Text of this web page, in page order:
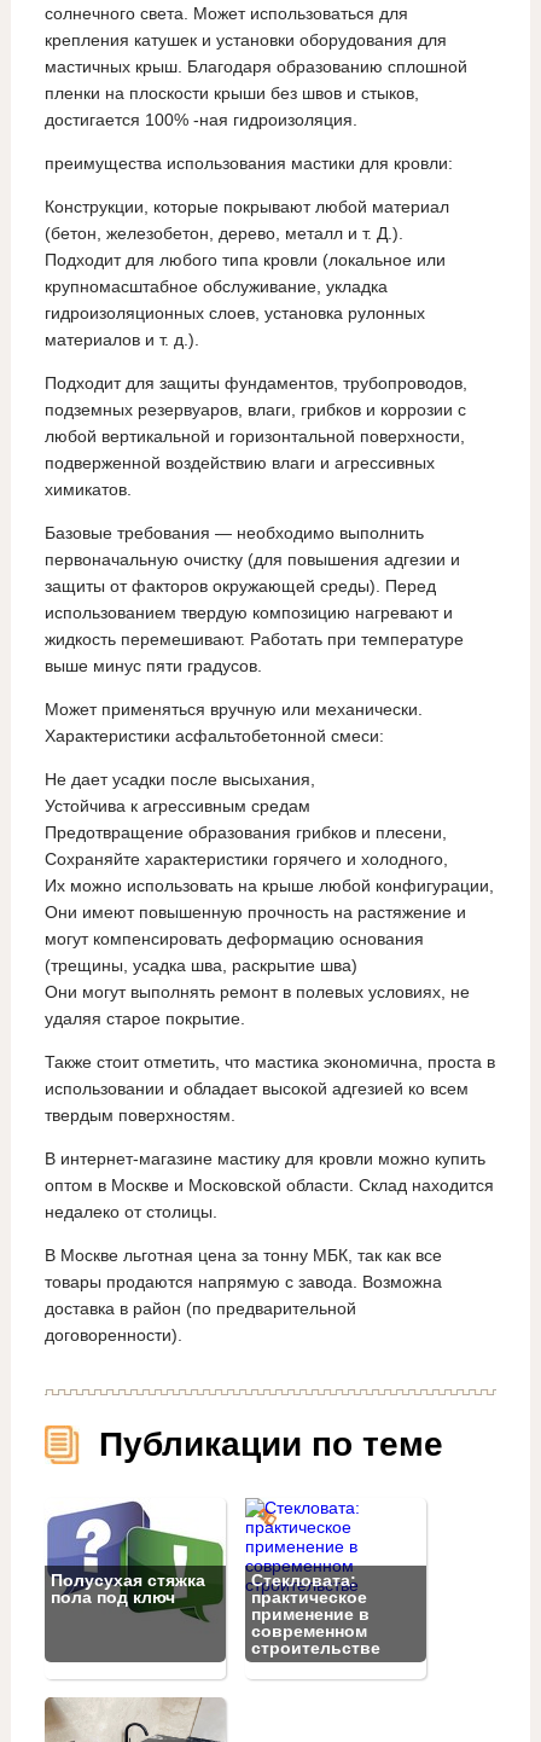
солнечного света. Может использоваться для
крепления катушек и установки оборудования для
мастичных крыш. Благодаря образованию сплошной
пленки на плоскости крыши без швов и стыков,
достигается 100% -ная гидроизоляция.
преимущества использования мастики для кровли:
Конструкции, которые покрывают любой материал
(бетон, железобетон, дерево, металл и т. Д.).
Подходит для любого типа кровли (локальное или
крупномасштабное обслуживание, укладка
гидроизоляционных слоев, установка рулонных
материалов и т. д.).
Подходит для защиты фундаментов, трубопроводов,
подземных резервуаров, влаги, грибков и коррозии с
любой вертикальной и горизонтальной поверхности,
подверженной воздействию влаги и агрессивных
химикатов.
Базовые требования — необходимо выполнить
первоначальную очистку (для повышения адгезии и
защиты от факторов окружающей среды). Перед
использованием твердую композицию нагревают и
жидкость перемешивают. Работать при температуре
выше минус пяти градусов.
Может применяться вручную или механически.
Характеристики асфальтобетонной смеси:
Не дает усадки после высыхания,
Устойчива к агрессивным средам
Предотвращение образования грибков и плесени,
Сохраняйте характеристики горячего и холодного,
Их можно использовать на крыше любой конфигурации,
Они имеют повышенную прочность на растяжение и
могут компенсировать деформацию основания
(трещины, усадка шва, раскрытие шва)
Они могут выполнять ремонт в полевых условиях, не
удаляя старое покрытие.
Также стоит отметить, что мастика экономична, проста в
использовании и обладает высокой адгезией ко всем
твердым поверхностям.
В интернет-магазине мастику для кровли можно купить
оптом в Москве и Московской области. Склад находится
недалеко от столицы.
В Москве льготная цена за тонну МБК, так как все
товары продаются напрямую с завода. Возможна
доставка в район (по предварительной
договоренности).
Публикации по теме
Полусухая стяжка
пола под ключ
Стекловата:
практическое
применение в
современном
строительстве